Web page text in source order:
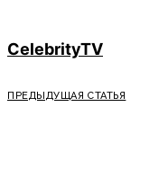
CelebrityTV
ПРЕДЫДУЩАЯ СТАТЬЯ